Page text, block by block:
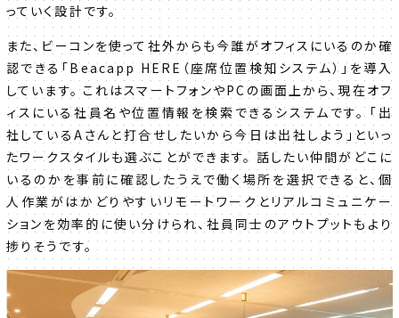
っていく設計です。
また、ビーコンを使って社外からも今誰がオフィスにいるのか確
認できる「Beacapp HERE（座席位置検知システム）」を導入
しています。 これはスマートフォンやPCの画面上から、現在オフ
ィスにいる社員名や位置情報を検索できるシステムです。 「出
社しているAさんと打合せしたいから今日は出社しよう」といっ
たワークスタイルも選ぶことができます。 話したい仲間がどこに
いるのかを事前に確認したうえで働く場所を選択できると、個
人作業がはかどりやすいリモートワークとリアルコミュニケー
ションを効率的に使い分けられ、社員同士のアウトプットもより
捗りそうです。